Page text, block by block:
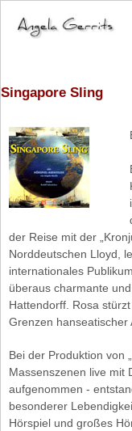
Singapore Sling
der Reise mit der
Norddeutschen Lloyd,
internationales
überaus charmante
Hattendorff. Rosa
Grenzen hanseatischer
Bei der Produktion von
Massenszenen live mit
aufgenommen -
besonderer
Hörspiel und großes